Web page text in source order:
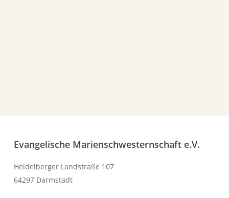
Evangelische Marienschwesternschaft e.V.
Heidelberger Landstraße 107
64297 Darmstadt